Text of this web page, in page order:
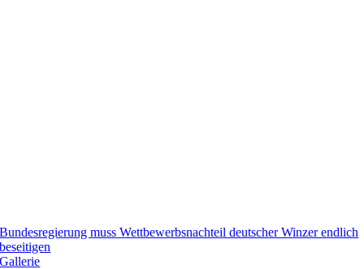
Bundesregierung muss Wettbewerbsnachteil deutscher Winzer endlich
beseitigen
Gallerie